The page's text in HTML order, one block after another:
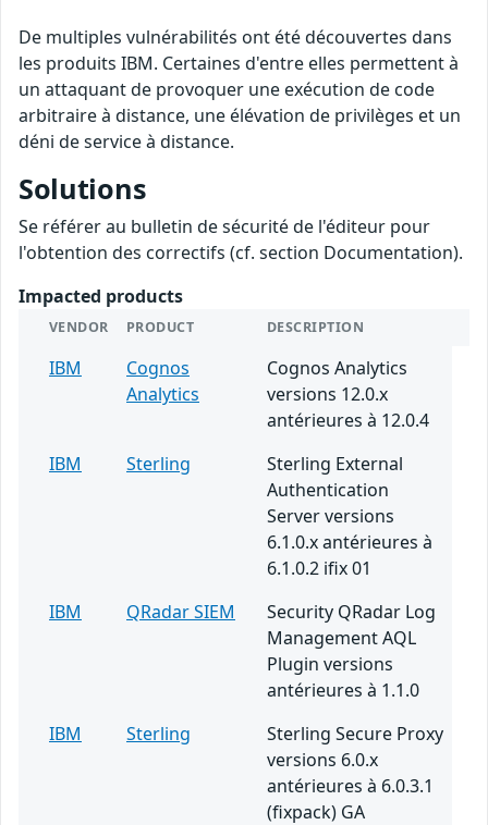
De multiples vulnérabilités ont été découvertes dans
les produits IBM. Certaines d'entre elles permettent à
un attaquant de provoquer une exécution de code
arbitraire à distance, une élévation de privilèges et un
déni de service à distance.
Solutions
Se référer au bulletin de sécurité de l'éditeur pour
l'obtention des correctifs (cf. section Documentation).
Impacted products
VENDOR PRODUCT DESCRIPTION
IBM
Cognos
Analytics
Cognos Analytics
versions 12.0.x
antérieures à 12.0.4
IBM
Sterling
Sterling External
Authentication
Server versions
6.1.0.x antérieures à
6.1.0.2 ifix 01
IBM
QRadar SIEM
Security QRadar Log
Management AQL
Plugin versions
antérieures à 1.1.0
IBM
Sterling
Sterling Secure Proxy
versions 6.0.x
antérieures à 6.0.3.1
(fixpack) GA